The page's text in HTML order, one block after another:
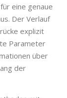
eine genaue
Der Verlauf
explizit
Parameter
über
der